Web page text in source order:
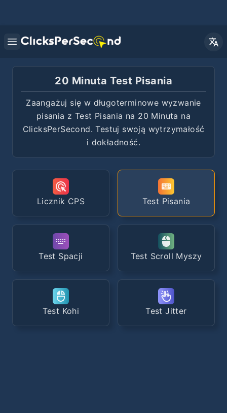
Open main menu
20 Minuta Test Pisania
Zaangażuj się w długoterminowe wyzwanie
pisania z Test Pisania na 20 Minuta na
ClicksPerSecond. Testuj swoją wytrzymałość
i dokładność.
Licznik CPS Test Pisania
Test Spacji Test Scroll Myszy
Test Kohi Test Jitter